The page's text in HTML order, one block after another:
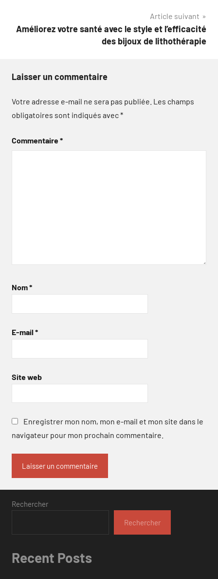
Article suivant
Améliorez votre santé avec le style et l’efficacité
des bijoux de lithothérapie
Laisser un commentaire
Votre adresse e-mail ne sera pas publiée. Les champs
obligatoires sont indiqués avec*
Commentaire*
Nom*
E-mail *
Site web
Enregistrer mon nom, mon e-mail et mon site dans le
navigateur pour mon prochain commentaire.
Rechercher
Rechercher
Recent Posts